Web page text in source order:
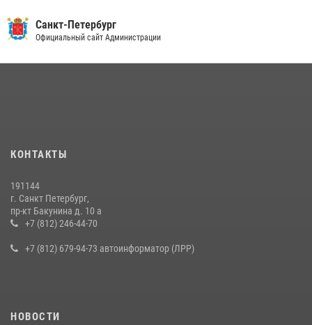
В Красногвардейском районе росгвардейцы задержали хулигана,
угрожавшего мужчине пневматическим пистолетом
на III Международном петербургском цифровом форуме
В Ленобласти сотрудники Росгвардии провели встречу с
воспитанниками детского клуба «Умные каникулы»
Санкт-Петербург
Официальный сайт Администрации
КОНТАКТЫ
191144
г. Санкт Петербург,
пр-кт Бакунина д. 10 а
+7 (812) 246-44-70
+7 (812) 679-94-73 автоинформатор (ЛРР)
НОВОСТИ